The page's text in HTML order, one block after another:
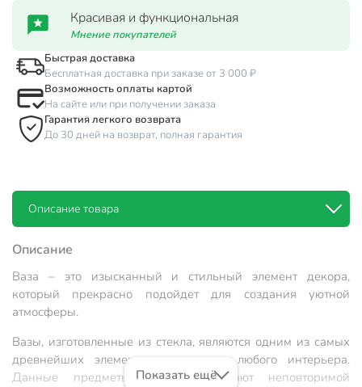
Красивая и функциональная
Мнение покупателей
Быстрая доставка
Бесплатная доставка при заказе от 3 000 ₽
Возможность оплаты картой
На сайте или при получении заказа
Гарантия легкого возврата
До 30 дней на возврат, полная гарантия
Описание товара
Описание
Ваза – это изысканный и стильный элемент декора,
который прекрасно подойдет для создания уютной
атмосферы.
Вазы, изготовленные из стекла, являются одним из самых
древнейших элементов украшения любого интерьера.
Данные предметы декора обладают неповторимой
Показать ещё